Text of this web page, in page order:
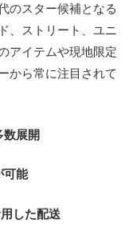
のスター候補となる
、ストリート、ユニ
アイテムや現地限定
から常に注目されて
展開
可能
した配送